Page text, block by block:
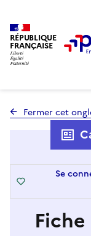
RÉPUBLIQUE
FRANÇAISE
Fermer cet
Se